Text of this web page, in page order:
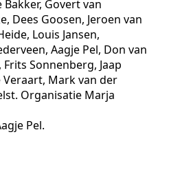
Govert van
Dees Goosen, Jeroen van
Louis Jansen,
Aagje Pel, Don van
Sonnenberg, Jaap
Mark van der
Organisatie Marja
Pel.